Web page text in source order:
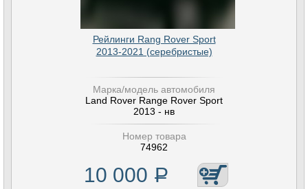
Рейлинги Rang Rover Sport
2013-2021 (серебристые)
Марка/модель автомобиля
Land Rover Range Rover Sport
2013 - нв
Номер товара
74962
10 000 Р